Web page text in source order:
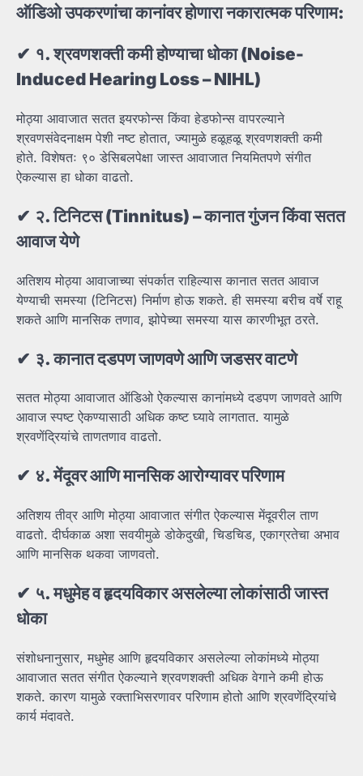
ऑडिओउपकरणांचाकानांवरहोणारानकारात्मकपरिणाम:
✔ १.श्रवणशक्तीकमीहोण्याचाधोका (Noise-
Induced Hearing Loss – NIHL)
मोठ्या आवाजात सतत इयरफोन्स किंवा हेडफोन्स वापरल्याने
श्रवणसंवेदनाक्षम पेशी नष्ट होतात, ज्यामुळे हळूहळू श्रवणशक्ती कमी
होते. विशेषतः ९० डेसिबलपेक्षा जास्त आवाजात नियमितपणे संगीत
ऐकल्यास हा धोका वाढतो.
✔ २.टिनिटस (Tinnitus) –कानातगुंजनकिंवासतत
आवाजयेणे
अतिशय मोठ्या आवाजाच्या संपर्कात राहिल्यास कानात सतत आवाज
येण्याची समस्या (टिनिटस) निर्माण होऊ शकते. ही समस्या बरीच वर्षे राहू
शकते आणि मानसिक तणाव, झोपेच्या समस्या यास कारणीभूत ठरते.
✔ ३.कानातदडपणजाणवणेआणिजडसरवाटणे
सतत मोठ्या आवाजात ऑडिओ ऐकल्यास कानांमध्ये दडपण जाणवते आणि
आवाज स्पष्ट ऐकण्यासाठी अधिक कष्ट घ्यावे लागतात. यामुळे
श्रवणेंद्रियांचे ताणतणाव वाढतो.
✔ ४.मेंदूवरआणिमानसिकआरोग्यावरपरिणाम
अतिशय तीव्र आणि मोठ्या आवाजात संगीत ऐकल्यास मेंदूवरील ताण
वाढतो. दीर्घकाळ अशा सवयीमुळे डोकेदुखी, चिडचिड, एकाग्रतेचा अभाव
आणि मानसिक थकवा जाणवतो.
✔ ५.मधुमेहवहृदयविकारअसलेल्यालोकांसाठीजास्त
धोका
संशोधनानुसार, मधुमेह आणि हृदयविकार असलेल्या लोकांमध्ये मोठ्या
आवाजात सतत संगीत ऐकल्याने श्रवणशक्ती अधिक वेगाने कमी होऊ
शकते. कारण यामुळे रक्ताभिसरणावर परिणाम होतो आणि श्रवणेंद्रियांचे
कार्य मंदावते.